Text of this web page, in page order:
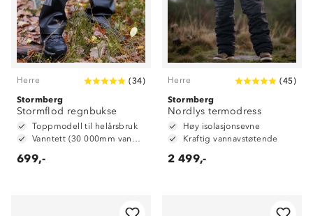
Herre (34)
Stormberg
Stormflod regnbukse
Toppmodell til helårsbruk
Vanntett (30 000mm vannsøyle)
699,-
Herre (45)
Stormberg
Nordlys termodress
Høy isolasjonsevne
Kraftig vannavstøtende
2 499,-